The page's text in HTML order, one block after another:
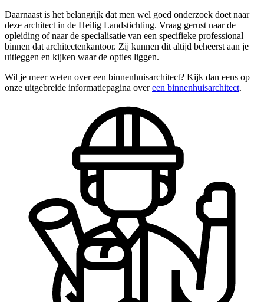
Daarnaast is het belangrijk dat men wel goed onderzoek doet naar
deze architect in de Heilig Landstichting. Vraag gerust naar de
opleiding of naar de specialisatie van een specifieke professional
binnen dat architectenkantoor. Zij kunnen dit altijd beheerst aan je
uitleggen en kijken waar de opties liggen.
Wil je meer weten over een binnenhuisarchitect? Kijk dan eens op
onze uitgebreide informatiepagina overeen binnenhuisarchitect.